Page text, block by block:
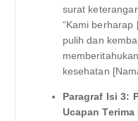
surat
“Kami
pulih dan
kesehatan
Paragraf Isi 3:
Ucapan